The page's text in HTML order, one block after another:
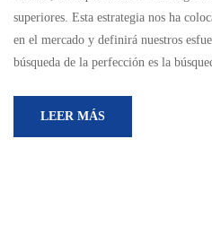
superiores. Esta estrategia nos ha
en el mercado y definirá nuestros
búsqueda de la perfección es la
LEER MÁS